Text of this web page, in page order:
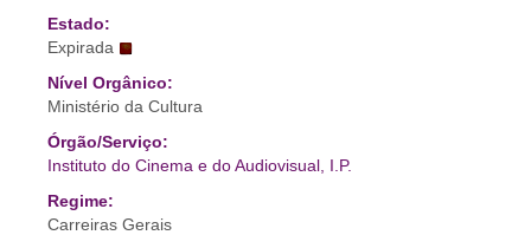
Estado:
Expirada
Nível Orgânico:
Ministério da Cultura
Órgão/Serviço:
Instituto do Cinema e do Audiovisual, I.P.
Regime:
Carreiras Gerais